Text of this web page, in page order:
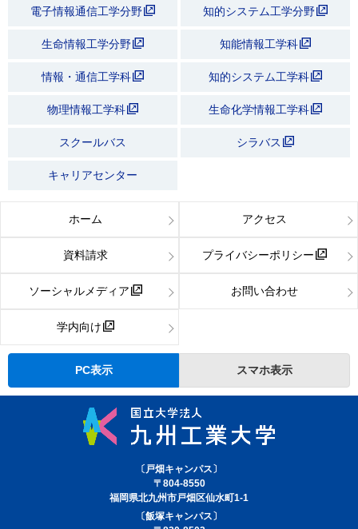
電子情報通信工学分野 知的システム工学分野
生命情報工学分野 知能情報工学科
情報・通信工学科 知的システム工学科
物理情報工学科 生命化学情報工学科
スクールバス シラバス
キャリアセンター
ホーム アクセス
資料請求 プライバシーポリシー
ソーシャルメディア お問い合わせ
学内向け
PC表示 スマホ表示
〔戸畑キャンパス〕
〒804-8550
福岡県北九州市戸畑区仙水町1-1
〔飯塚キャンパス〕